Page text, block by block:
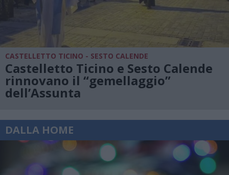
CASTELLETTO TICINO - SESTO CALENDE
Castelletto Ticino e Sesto Calende
rinnovano il “gemellaggio”
dell’Assunta
DALLA HOME